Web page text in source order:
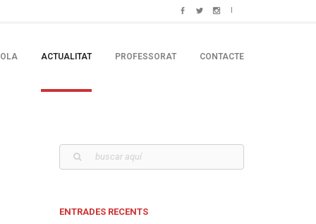
ACTUALITAT PROFESSORAT CONTACTE
ENTRADES RECENTS